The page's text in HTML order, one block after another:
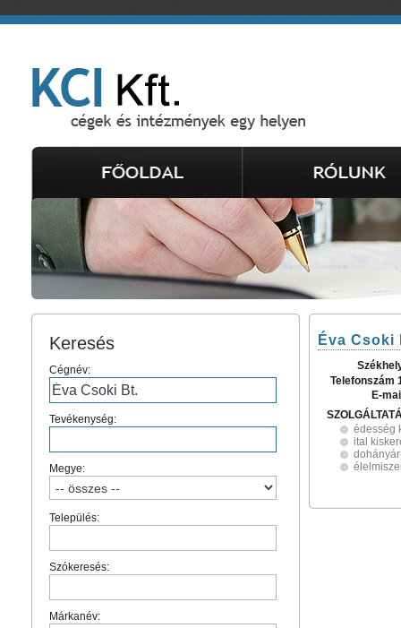
Keresés
Cégnév:
Tevékenység:
Megye:
Település:
Szókeresés:
Márkanév:
Éva Csoki
Telefonszám
E-
édesség
ital